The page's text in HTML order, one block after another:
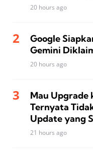
20 hours ago
Google
Gemini
20 hours ago
Mau Upgrade
Ternyata
Update yang
21 hours ago